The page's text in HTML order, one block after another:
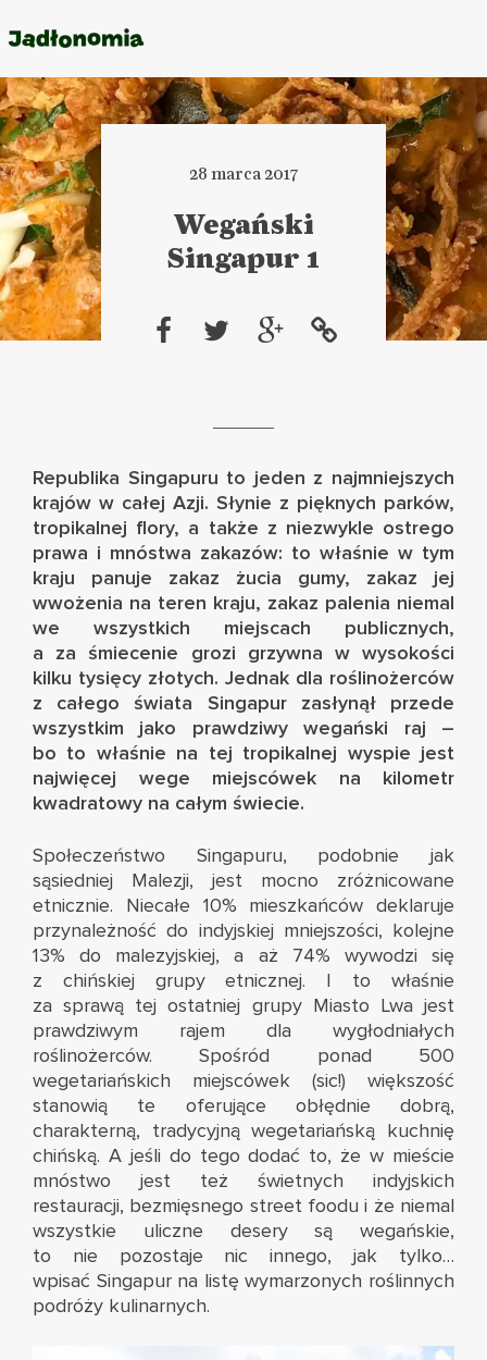
O MNIE
PRZEPISY
ARTYKUŁY
KSIĄŻKI
KONTAKT
28 marca 2017
Wegański
Singapur 1
Republika Singapuru to jeden z najmniejszych
krajów w całej Azji. Słynie z pięknych parków,
tropikalnej flory, a także z niezwykle ostrego
prawa i mnóstwa zakazów: to właśnie w tym
kraju panuje zakaz żucia gumy, zakaz jej
wwożenia na teren kraju, zakaz palenia niemal
we wszystkich miejscach publicznych,
a za śmiecenie grozi grzywna w wysokości
kilku tysięcy złotych. Jednak dla roślinożerców
z całego świata Singapur zasłynął przede
wszystkim jako prawdziwy wegański raj –
bo to właśnie na tej tropikalnej wyspie jest
najwięcej wege miejscówek na kilometr
kwadratowy na całym świecie.
Społeczeństwo Singapuru, podobnie jak
sąsiedniej Malezji, jest mocno zróżnicowane
etnicznie. Niecałe 10% mieszkańców deklaruje
przynależność do indyjskiej mniejszości, kolejne
13% do malezyjskiej, a aż 74% wywodzi się
z chińskiej grupy etnicznej. I to właśnie
za sprawą tej ostatniej grupy Miasto Lwa jest
prawdziwym rajem dla wygłodniałych
roślinożerców. Spośród ponad 500
wegetariańskich miejscówek (sic!) większość
stanowią te oferujące obłędnie dobrą,
charakterną, tradycyjną wegetariańską kuchnię
chińską. A jeśli do tego dodać to, że w mieście
mnóstwo jest też świetnych indyjskich
restauracji, bezmięsnego street foodu i że niemal
wszystkie uliczne desery są wegańskie,
to nie pozostaje nic innego, jak tylko…
wpisać Singapur na listę wymarzonych roślinnych
podróży kulinarnych.